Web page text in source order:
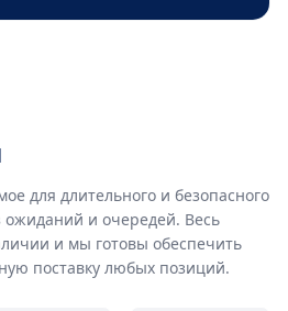
для длительного и безопасного
ожиданий и очередей. Весь
и мы готовы обеспечить
поставку любых позиций.